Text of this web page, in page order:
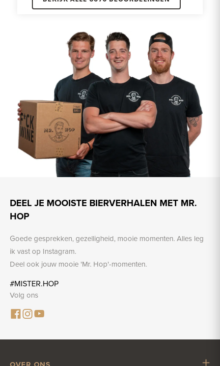
DEEL JE MOOISTE BIERVERHALEN MET MR.
HOP
Goede gesprekken, gezelligheid, mooie momenten. Alles leg
ik vast op Instagram.
Deel ook jouw mooie 'Mr. Hop'-momenten.
#MISTER.HOP
Volg ons